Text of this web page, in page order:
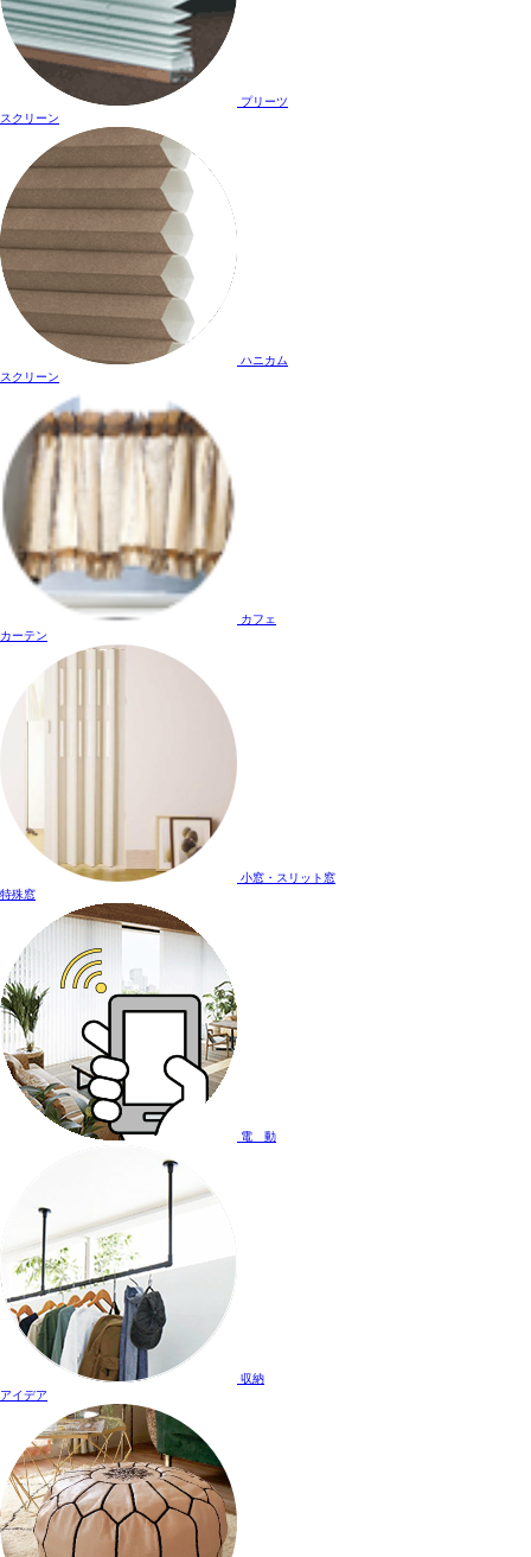
プリーツ
スクリーン
ハニカム
スクリーン
カフェ
カーテン
小窓・スリット窓
特殊窓
電 動
収納
アイデア